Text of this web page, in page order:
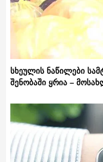
სხეულის ნაწილები
შენობაში ყრია –